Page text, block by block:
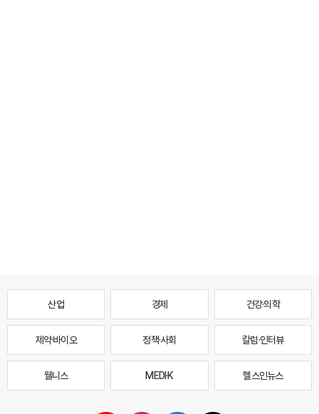
산업 경제 건강·의학
제약·바이오 정책·사회 칼럼·인터뷰
웰니스 MEDI·K 헬스인뉴스